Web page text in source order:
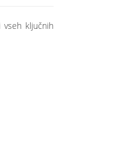
vseh ključnih